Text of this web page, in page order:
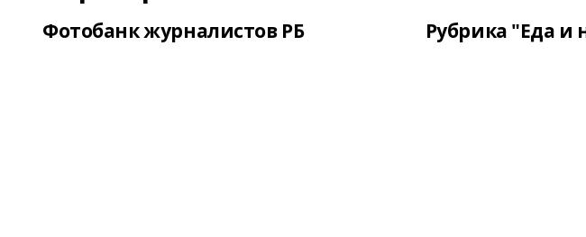
Фотобанк журналистов РБ Рубрика "Еда и